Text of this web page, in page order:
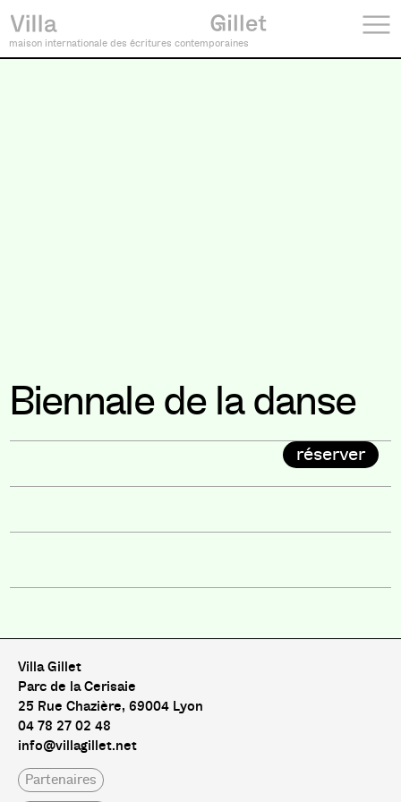
maison internationale des écritures contemporaines
Biennale de la danse
réserver
Villa Gillet
Parc de la Cerisaie
25 Rue Chazière, 69004 Lyon
04 78 27 02 48
info@villagillet.net
Partenaires